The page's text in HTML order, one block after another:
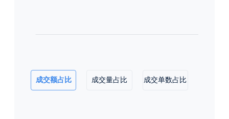
成交额占比 成交量占比 成交单数占比